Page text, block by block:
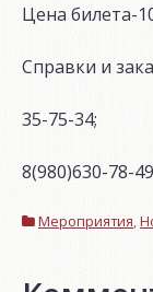
Цена билета-
Справки и
35-75-34;
8(980)630-78-
Мероприятия,